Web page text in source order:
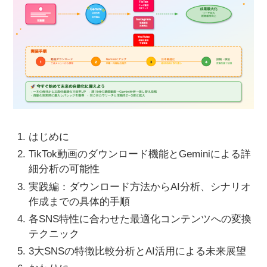
はじめに
TikTok動画のダウンロード機能とGeminiによる詳
細分析の可能性
実践編：ダウンロード方法からAI分析、シナリオ
作成までの具体的手順
各SNS特性に合わせた最適化コンテンツへの変換
テクニック
3大SNSの特徴比較分析とAI活用による未来展望